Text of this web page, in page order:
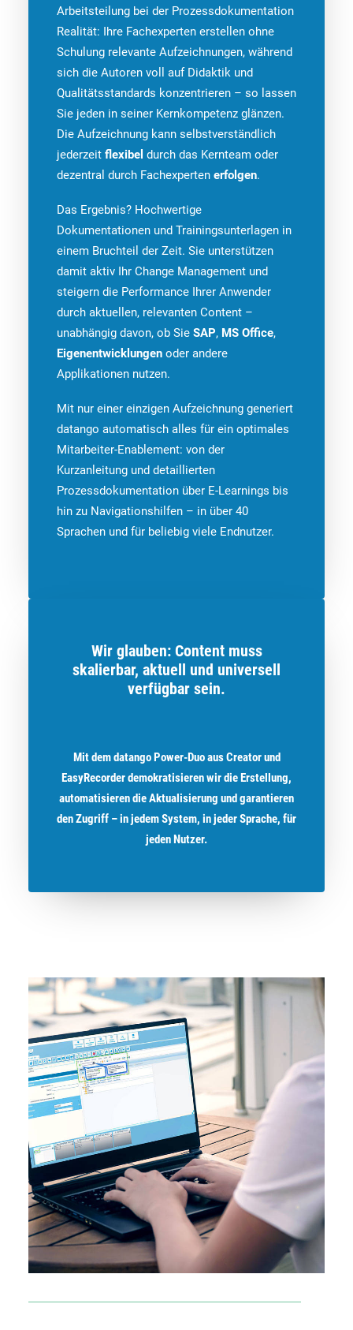
Arbeitsteilung bei der Prozessdokumentation
Realität: Ihre Fachexperten erstellen ohne
Schulung relevante Aufzeichnungen, während
sich die Autoren voll auf Didaktik und
Qualitätsstandards konzentrieren – so lassen
Sie jeden in seiner Kernkompetenz glänzen.
Die Aufzeichnung kann selbstverständlich
jederzeit flexibel durch das Kernteam oder
dezentral durch Fachexperten erfolgen.
Das Ergebnis? Hochwertige
Dokumentationen und Trainingsunterlagen in
einem Bruchteil der Zeit. Sie unterstützen
damit aktiv Ihr Change Management und
steigern die Performance Ihrer Anwender
durch aktuellen, relevanten Content –
unabhängig davon, ob Sie SAP, MS Office,
Eigenentwicklungen oder andere
Applikationen nutzen.
Mit nur einer einzigen Aufzeichnung generiert
datango automatisch alles für ein optimales
Mitarbeiter-Enablement: von der
Kurzanleitung und detaillierten
Prozessdokumentation über E-Learnings bis
hin zu Navigationshilfen – in über 40
Sprachen und für beliebig viele Endnutzer.
Wir glauben: Content muss
skalierbar, aktuell und universell
verfügbar sein.
Mit dem datango Power-Duo aus Creator und
EasyRecorder demokratisieren wir die Erstellung,
automatisieren die Aktualisierung und garantieren
den Zugriff – in jedem System, in jeder Sprache, für
jeden Nutzer.